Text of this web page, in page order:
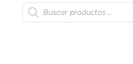
Búsqueda
de
productos